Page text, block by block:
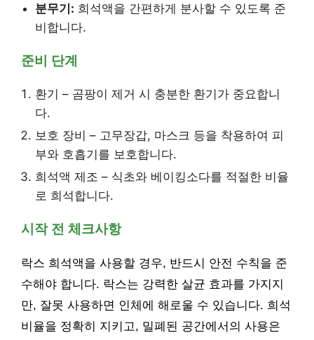
분무기: 희석액을 간편하게 분사할 수 있도록 준
비합니다.
준비 단계
환기 – 곰팡이 제거 시 충분한 환기가 중요합니
다.
보호 장비 – 고무장갑, 마스크 등을 착용하여 피
부와 호흡기를 보호합니다.
희석액 제조 – 식초와 베이킹소다를 적절한 비율
로 희석합니다.
시작 전 체크사항
락스 희석액을 사용할 경우, 반드시 안전 수칙을 준
수해야 합니다. 락스는 강력한 살균 효과를 가지지
만, 잘못 사용하면 인체에 해로울 수 있습니다. 희석
비율을 정확히 지키고, 밀폐된 공간에서의 사용은